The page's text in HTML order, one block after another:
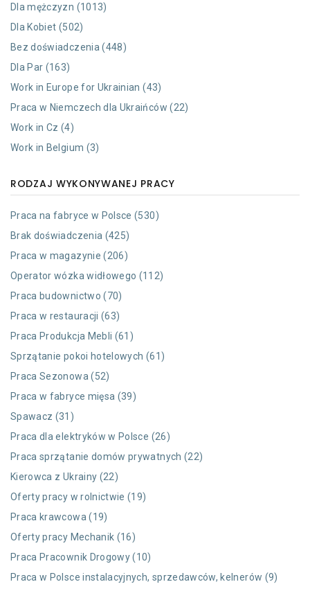
Dla mężczyzn (1013)
Dla Kobiet (502)
Bez doświadczenia (448)
Dla Par (163)
Work in Europe for Ukrainian (43)
Praca w Niemczech dla Ukraińców (22)
Work in Cz (4)
Work in Belgium (3)
RODZAJ WYKONYWANEJ PRACY
Praca na fabryce w Polsce (530)
Brak doświadczenia (425)
Praca w magazynie (206)
Operator wózka widłowego (112)
Praca budownictwo (70)
Praca w restauracji (63)
Praca Produkcja Mebli (61)
Sprzątanie pokoi hotelowych (61)
Praca Sezonowa (52)
Praca w fabryce mięsa (39)
Spawacz (31)
Praca dla elektryków w Polsce (26)
Praca sprzątanie domów prywatnych (22)
Kierowca z Ukrainy (22)
Oferty pracy w rolnictwie (19)
Praca krawcowa (19)
Oferty pracy Mechanik (16)
Praca Pracownik Drogowy (10)
Praca w Polsce instalacyjnych, sprzedawców, kelnerów (9)